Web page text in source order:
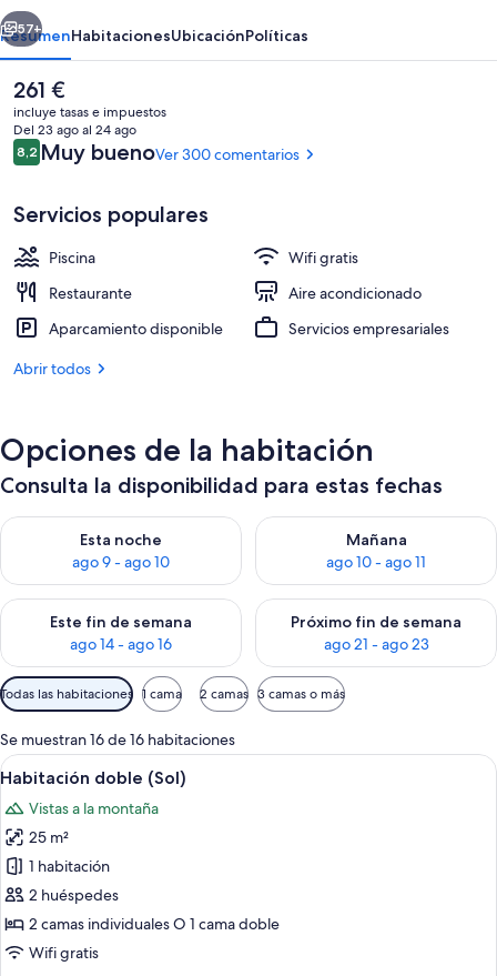
6 piscinas al aire libre, tumbonas
Siguiente
57+
ResumenHabitacionesUbicaciónPolíticas
El
precio
actual
es
de
261 €
incluye tasas e impuestos
Del 23 ago al 24 ago
Comentarios
8,28,2 de 10
Muy buenoVer 300 comentarios
Servicios populares
Piscina
Wifi gratis
Restaurante
Aire acondicionado
Aparcamiento disponible
Servicios empresariales
Abrir todos
Opciones de la habitación
Consulta la disponibilidad para estas fechas
Esta noche
ago 9 - ago 10
Consulta la disponibilidad para esta noche, ago 9 - ago 10
Mañana
ago 10 - ago 11
Consulta la disponibilidad
Este fin de semana
ago 14 - ago 16
Consulta la disponibilidad para este fin de semana, ago 14 -
Próximo fin de semana
ago 21 - ago 23
Consulta la disponibilidad
Filtros
disponibles
para
las
habitaciones
Todas las habitaciones 1 cama 2 camas 3 camas o más
Se muestran 16 de 16 habitaciones
Abrir
todas
las
fotos
de
Habitación
doble
(Sol)
Habitación de hotel con cama,
3
Habitación doble (Sol)
Vistas a la montaña
25 m²
1 habitación
2 huéspedes
2 camas individuales O 1 cama doble
Wifi gratis